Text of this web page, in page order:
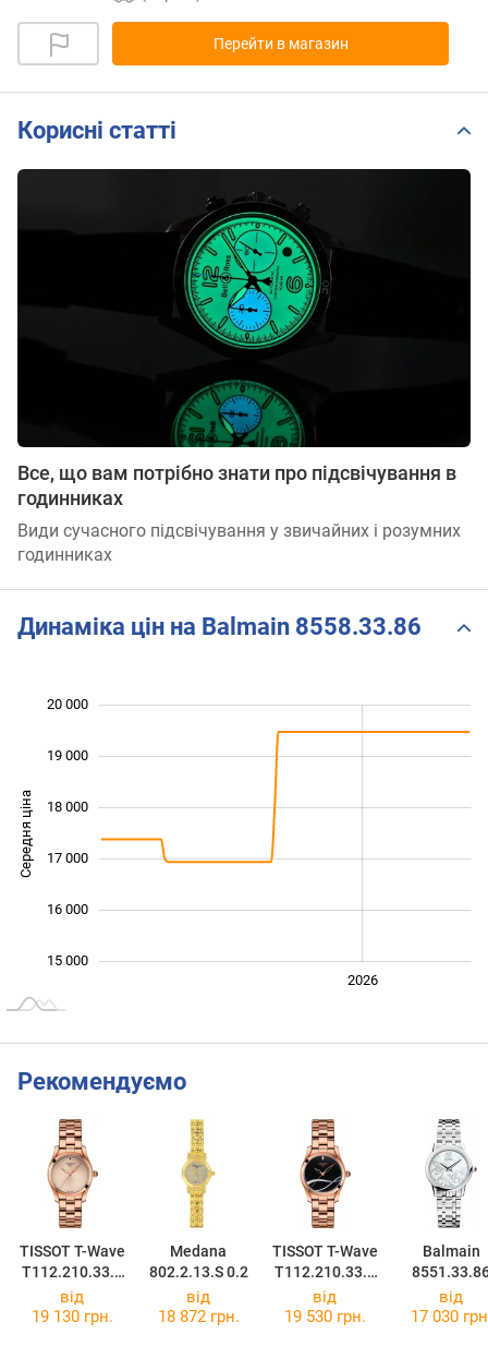
Перейти в магазин
Корисні статті
Все, що вам потрібно знати про підсвічування в
годинниках
Види сучасного підсвічування у звичайних і розумних
годинниках
Динаміка цін на Balmain 8558.33.86
Середня ціна
15 000
16 000
17 000
18 000
19 000
20 000
2026
Рекомендуємо
TISSOT T-Wave
T112.210.33.4
51.00
Medana
802.2.13.S 0.2
TISSOT T-Wave
T112.210.33.0
51.00
Balmain
від
19 130 грн.
від
18 872 грн.
від
19 530 грн.
від
17 030